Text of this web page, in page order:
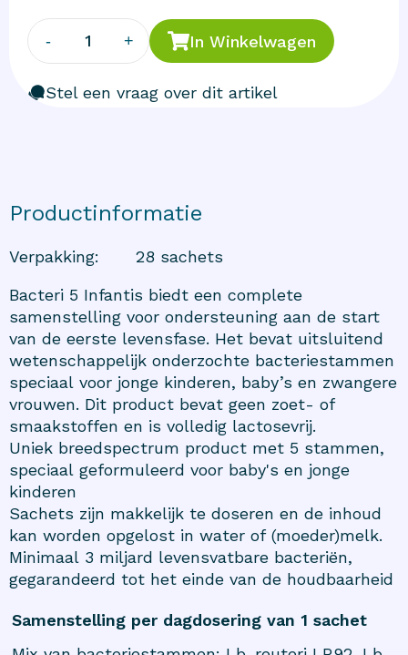
- 1 + In Winkelwagen
Stel een vraag over dit artikel
Productinformatie
Verpakking:
28 sachets
Bacteri 5 Infantis biedt een complete
samenstelling voor ondersteuning aan de start
van de eerste levensfase. Het bevat uitsluitend
wetenschappelijk onderzochte bacteriestammen
speciaal voor jonge kinderen, baby’s en zwangere
vrouwen. Dit product bevat geen zoet- of
smaakstoffen en is volledig lactosevrij.
Uniek breedspectrum product met 5 stammen,
speciaal geformuleerd voor baby's en jonge
kinderen
Sachets zijn makkelijk te doseren en de inhoud
kan worden opgelost in water of (moeder)melk.
Minimaal 3 miljard levensvatbare bacteriën,
gegarandeerd tot het einde van de houdbaarheid
Samenstelling per dagdosering van 1 sachet